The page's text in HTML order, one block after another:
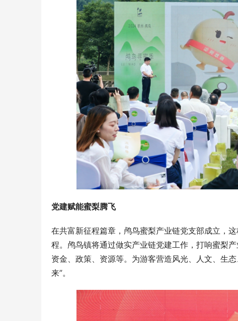
党建赋能蜜梨腾飞
在共富新征程篇章，鸬鸟蜜梨产业链党支部成立，
程。鸬鸟镇将通过做实产业链党建工作，打响蜜梨
资金、政策、资源等。为游客营造风光、人文、生
来”。